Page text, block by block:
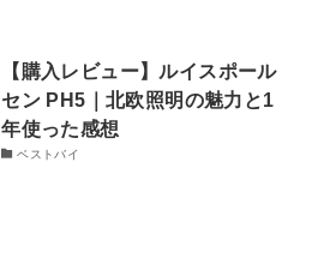
【購入レビュー】ルイスポール
セン PH5｜北欧照明の魅力と1
年使った感想
ベストバイ